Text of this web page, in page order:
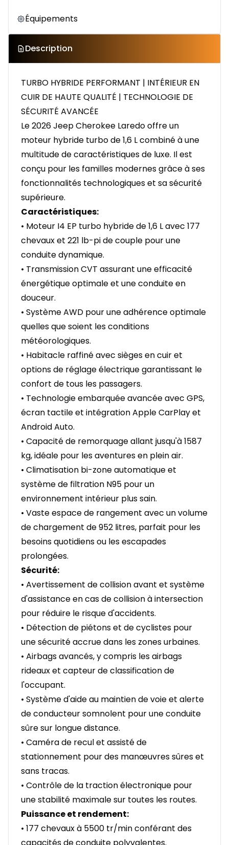
Équipements
Description
TURBO HYBRIDE PERFORMANT | INTÉRIEUR EN
CUIR DE HAUTE QUALITÉ | TECHNOLOGIE DE
SÉCURITÉ AVANCÉE
Le 2026 Jeep Cherokee Laredo offre un
moteur hybride turbo de 1,6 L combiné à une
multitude de caractéristiques de luxe. Il est
conçu pour les familles modernes grâce à ses
fonctionnalités technologiques et sa sécurité
supérieure.
Caractéristiques:
• Moteur I4 EP turbo hybride de 1,6 L avec 177
chevaux et 221 lb-pi de couple pour une
conduite dynamique.
• Transmission CVT assurant une efficacité
énergétique optimale et une conduite en
douceur.
• Système AWD pour une adhérence optimale
quelles que soient les conditions
météorologiques.
• Habitacle raffiné avec sièges en cuir et
options de réglage électrique garantissant le
confort de tous les passagers.
• Technologie embarquée avancée avec GPS,
écran tactile et intégration Apple CarPlay et
Android Auto.
• Capacité de remorquage allant jusqu'à 1587
kg, idéale pour les aventures en plein air.
• Climatisation bi-zone automatique et
système de filtration N95 pour un
environnement intérieur plus sain.
• Vaste espace de rangement avec un volume
de chargement de 952 litres, parfait pour les
besoins quotidiens ou les escapades
prolongées.
Sécurité:
• Avertissement de collision avant et système
d'assistance en cas de collision à intersection
pour réduire le risque d'accidents.
• Détection de piétons et de cyclistes pour
une sécurité accrue dans les zones urbaines.
• Airbags avancés, y compris les airbags
rideaux et capteur de classification de
l'occupant.
• Système d'aide au maintien de voie et alerte
de conducteur somnolent pour une conduite
sûre sur longue distance.
• Caméra de recul et assisté de
stationnement pour des manœuvres sûres et
sans tracas.
• Contrôle de la traction électronique pour
une stabilité maximale sur toutes les routes.
Puissance et rendement:
• 177 chevaux à 5500 tr/min conférant des